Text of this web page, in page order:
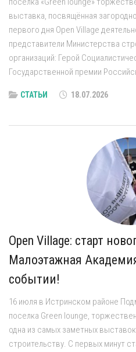
выставка, посвящённая
первого дня Open Village
представители Министерства
организаций: Герой
Государственной премии
СТАТЬИ 18.07.2026
Open Village: старт
Малоэтажная
событии!
16 июля в Истринском районе
поселка Green lounge,
одна из самых заметных
строительству. С первых минут